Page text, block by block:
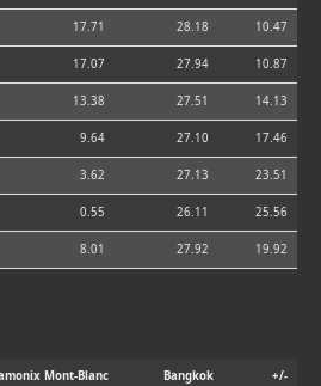
17.71 28.18 10.47
17.07 27.94 10.87
13.38 27.51 14.13
9.64 27.10 17.46
3.62 27.13 23.51
0.55 26.11 25.56
8.01 27.92 19.92
Mont-Blanc Bangkok +/-